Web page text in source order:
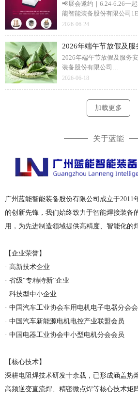
📢展会邀约｜6.24-6.26一
能智能装备股份有限公司
6 月 24 日 - 26 日，广州蓝
方案、磁性材料创新焊接
景。专业技术团队现场一
制、试样测试服务，诚邀
展，共探线圈智造新技术。
2026-06-24
2026年端午节放假及服务
装备股份有限公司
2026 年广州蓝能智能装备
询正常值守，同步项目进
信、地址全套联系方式，
2026-06-18
加载更多
关于蓝能
广州蓝能智能装备股份有限公司成立于2011
的创新先锋，我们始终致力于智能焊接装备
用，为先进制造领域提供高精度、智能化的
【企业荣誉】
· 高新技术企业
· 省级“专精特新”企业
· 科技型中小企业
· 中国汽车工业协会车用电机电子电器分会
· 中国汽车新能源电机电控产业联盟会员
· 中国电器工业协会中小型电机分会会员
【核心技术】
深耕电阻焊技术研发十余载，已形成涵盖热
高频逆变直流焊、精密微点焊等核心技术矩